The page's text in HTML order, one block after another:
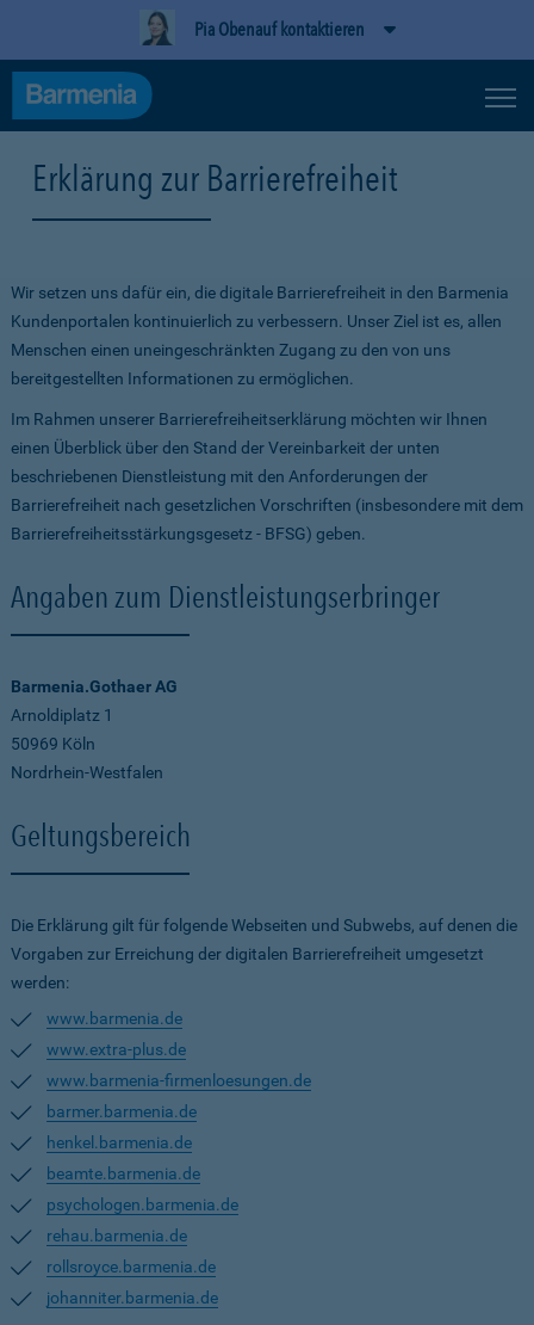
Pia Obenauf kontaktieren
Erklärung zur Barrierefreiheit
Wir setzen uns dafür ein, die digitale Barrierefreiheit in den Barmenia
Kundenportalen kontinuierlich zu verbessern. Unser Ziel ist es, allen
Menschen einen uneingeschränkten Zugang zu den von uns
bereitgestellten Informationen zu ermöglichen.
Im Rahmen unserer Barrierefreiheitserklärung möchten wir Ihnen
einen Überblick über den Stand der Vereinbarkeit der unten
beschriebenen Dienstleistung mit den Anforderungen der
Barrierefreiheit nach gesetzlichen Vorschriften (insbesondere mit dem
Barrierefreiheitsstärkungsgesetz - BFSG) geben.
Angaben zum Dienstleistungserbringer
Barmenia.Gothaer AG
Arnoldiplatz 1
50969 Köln
Nordrhein-Westfalen
Geltungsbereich
Die Erklärung gilt für folgende Webseiten und Subwebs, auf denen die
Vorgaben zur Erreichung der digitalen Barrierefreiheit umgesetzt
werden:
www.barmenia.de
www.extra-plus.de
www.barmenia-firmenloesungen.de
barmer.barmenia.de
henkel.barmenia.de
beamte.barmenia.de
psychologen.barmenia.de
rehau.barmenia.de
rollsroyce.barmenia.de
johanniter.barmenia.de